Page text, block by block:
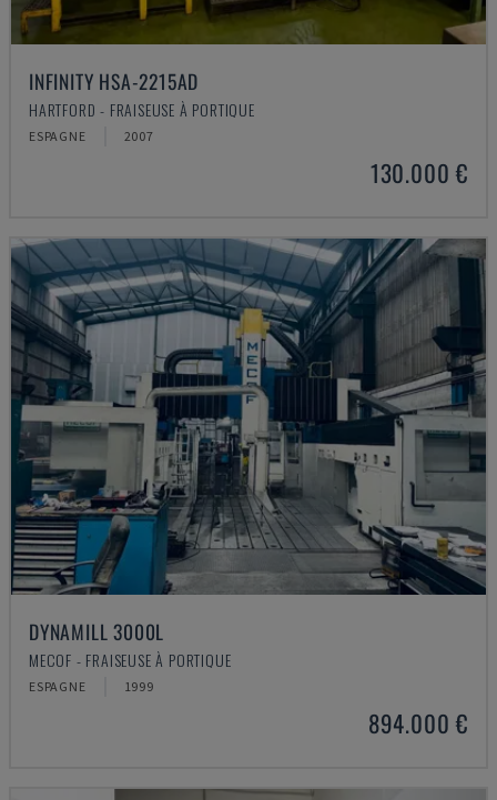
INFINITY HSA-2215AD
HARTFORD - FRAISEUSE À PORTIQUE
ESPAGNE 2007
130.000 €
DYNAMILL 3000L
MECOF - FRAISEUSE À PORTIQUE
ESPAGNE 1999
894.000 €